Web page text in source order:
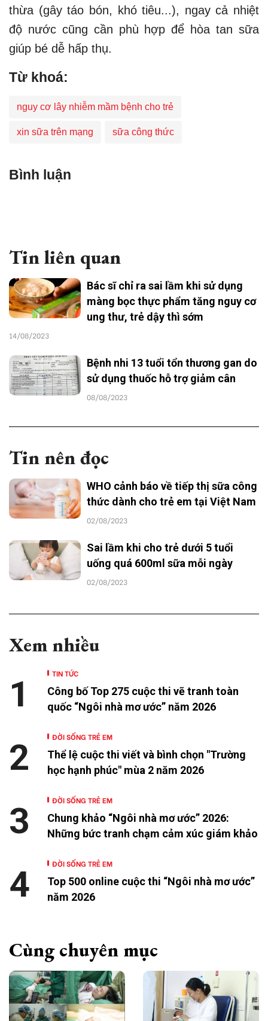
thừa (gây táo bón, khó tiêu...), ngay cả nhiệt
độ nước cũng cần phù hợp để hòa tan sữa
giúp bé dễ hấp thụ.
Từ khoá:
nguy cơ lây nhiễm mầm bệnh cho trẻ
xin sữa trên mạng sữa công thức
Bình luận
Tin liên quan
Bác sĩ chỉ ra sai lầm khi sử dụng
màng bọc thực phẩm tăng nguy cơ
ung thư, trẻ dậy thì sớm
14/08/2023
Bệnh nhi 13 tuổi tổn thương gan do
sử dụng thuốc hỗ trợ giảm cân
08/08/2023
Tin nên đọc
WHO cảnh báo về tiếp thị sữa công
thức dành cho trẻ em tại Việt Nam
02/08/2023
Sai lầm khi cho trẻ dưới 5 tuổi
uống quá 600ml sữa mỗi ngày
02/08/2023
Xem nhiều
TIN TỨC
Công bố Top 275 cuộc thi vẽ tranh toàn
quốc “Ngôi nhà mơ ước” năm 2026
1
ĐỜI SỐNG TRẺ EM
Thể lệ cuộc thi viết và bình chọn "Trường
học hạnh phúc" mùa 2 năm 2026
2
ĐỜI SỐNG TRẺ EM
Chung khảo “Ngôi nhà mơ ước” 2026:
Những bức tranh chạm cảm xúc giám khảo
3
ĐỜI SỐNG TRẺ EM
Top 500 online cuộc thi “Ngôi nhà mơ ước”
năm 2026
4
Cùng chuyên mục